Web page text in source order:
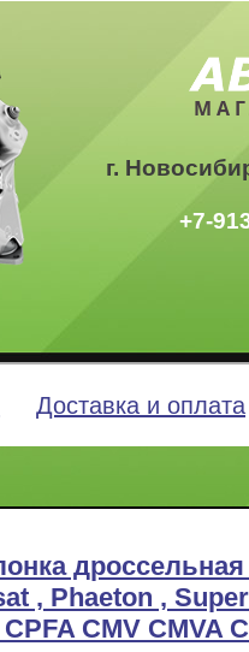
г.
+7-
Доставка и оплата
, Phaeton ,
CMV CMVA